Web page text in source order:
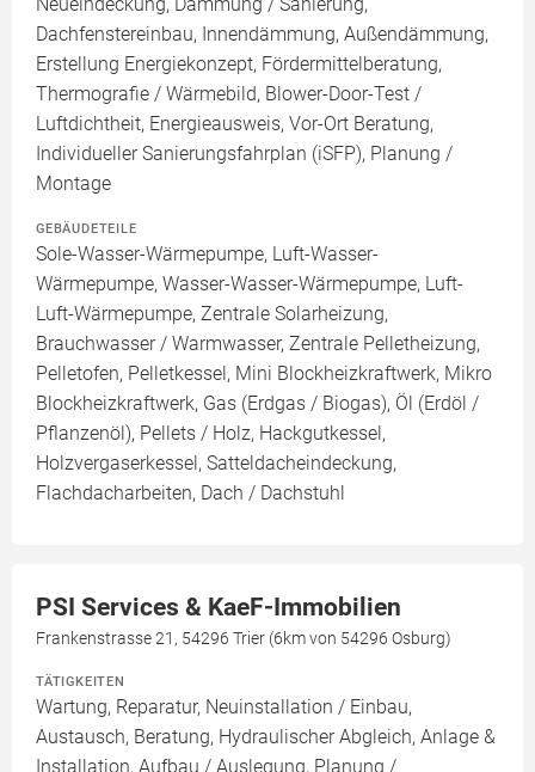
Dachfenstereinbau, Innendämmung, Außendämmung,
Erstellung Energiekonzept, Fördermittelberatung,
Thermografie / Wärmebild, Blower-Door-Test /
Luftdichtheit, Energieausweis, Vor-Ort Beratung,
Individueller Sanierungsfahrplan (iSFP), Planung /
Montage
GEBÄUDETEILE
Sole-Wasser-Wärmepumpe, Luft-Wasser-
Wärmepumpe, Wasser-Wasser-Wärmepumpe, Luft-
Luft-Wärmepumpe, Zentrale Solarheizung,
Brauchwasser / Warmwasser, Zentrale Pelletheizung,
Pelletofen, Pelletkessel, Mini Blockheizkraftwerk, Mikro
Blockheizkraftwerk, Gas (Erdgas / Biogas), Öl (Erdöl /
Pflanzenöl), Pellets / Holz, Hackgutkessel,
Holzvergaserkessel, Satteldacheindeckung,
Flachdacharbeiten, Dach / Dachstuhl
PSI Services & KaeF-Immobilien
Frankenstrasse 21, 54296 Trier (6km von 54296 Osburg)
TÄTIGKEITEN
Wartung, Reparatur, Neuinstallation / Einbau,
Austausch, Beratung, Hydraulischer Abgleich, Anlage &
Installation, Aufbau / Auslegung, Planung /